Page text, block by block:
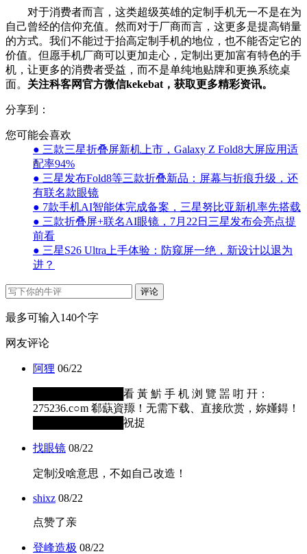
对于消费者而言，这类超级英雄的定制手机无一不是在为
自己曾经的信仰充值。然而对于厂商而言，这更多是提高销量
的方式。我们不能过于抬高定制手机的地位，也不能否定它的
价值。但愿手机厂商可以更加走心，定制出更加富有特色的手
机，让更多的消费者受益，而不是单纯地贴牌和更换系统桌
面。 关注科客网官方微信kekebat，获取更多精彩资讯。
分享到：
您可能会喜欢
● 三款三星折叠屏新机上市，Galaxy Z Fold8大屏应用适
配率94%
● 三星发布Fold8等三款折叠新品：屏幕与折痕升级，还
有联名款眼镜
● 7款手机AI智能体完成备案，三星努比亚新机率先搭载
● 三款折叠屏+联名AI眼镜，7月22日三星发布会亮点提
前看
● 三星S26 Ultra上手体验：防窥屏一绝，新设计以退为
进？
评论
最多可输入140个字
网友评论
阿狸 06/22
████████████看 黃 魸 手 机 浏 覽 噐 咑 幵：
275236.c○m 郗蒛資羱！无需下载、直接欣赏，妳嬞鍀！
████████████祝捉
找眼镜 08/22
定制没啥意思，不如自己改造！
shixz 08/22
点赞了亲
登峰造极 08/22